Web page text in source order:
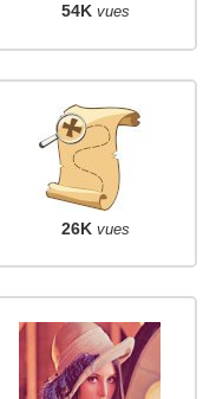
54K vues
26K vues